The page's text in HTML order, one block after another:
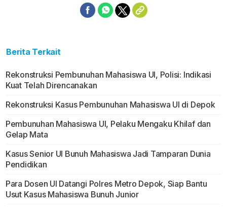
Berita Terkait
Rekonstruksi Pembunuhan Mahasiswa UI, Polisi: Indikasi
Kuat Telah Direncanakan
Rekonstruksi Kasus Pembunuhan Mahasiswa UI di Depok
Pembunuhan Mahasiswa UI, Pelaku Mengaku Khilaf dan
Gelap Mata
Kasus Senior UI Bunuh Mahasiswa Jadi Tamparan Dunia
Pendidikan
Para Dosen UI Datangi Polres Metro Depok, Siap Bantu
Usut Kasus Mahasiswa Bunuh Junior